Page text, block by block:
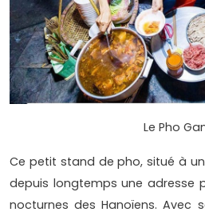
Le Pho
Ce petit stand de pho, situé à
depuis longtemps une adresse
nocturnes des Hanoïens. Avec